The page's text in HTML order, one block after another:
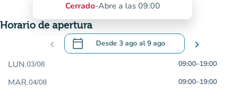
Cerrado-Abre a las 09:00
Horario de apertura
chevron_left calendar_today Desde 3 ago al9 ago
.Abra el calendario para cambiar las
chevron_right
LUN.03/08 09:00–19:00
MAR.04/08 09:00–19:00